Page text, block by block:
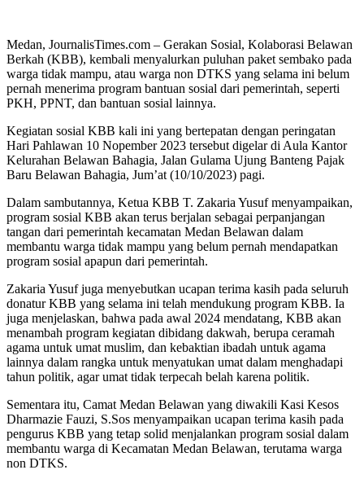
Medan, JournalisTimes.com – Gerakan Sosial, Kolaborasi Belawan
Berkah (KBB), kembali menyalurkan puluhan paket sembako pada
warga tidak mampu, atau warga non DTKS yang selama ini belum
pernah menerima program bantuan sosial dari pemerintah, seperti
PKH, PPNT, dan bantuan sosial lainnya.
Kegiatan sosial KBB kali ini yang bertepatan dengan peringatan
Hari Pahlawan 10 Nopember 2023 tersebut digelar di Aula Kantor
Kelurahan Belawan Bahagia, Jalan Gulama Ujung Banteng Pajak
Baru Belawan Bahagia, Jum’at (10/10/2023) pagi.
Dalam sambutannya, Ketua KBB T. Zakaria Yusuf menyampaikan,
program sosial KBB akan terus berjalan sebagai perpanjangan
tangan dari pemerintah kecamatan Medan Belawan dalam
membantu warga tidak mampu yang belum pernah mendapatkan
program sosial apapun dari pemerintah.
Zakaria Yusuf juga menyebutkan ucapan terima kasih pada seluruh
donatur KBB yang selama ini telah mendukung program KBB. Ia
juga menjelaskan, bahwa pada awal 2024 mendatang, KBB akan
menambah program kegiatan dibidang dakwah, berupa ceramah
agama untuk umat muslim, dan kebaktian ibadah untuk agama
lainnya dalam rangka untuk menyatukan umat dalam menghadapi
tahun politik, agar umat tidak terpecah belah karena politik.
Sementara itu, Camat Medan Belawan yang diwakili Kasi Kesos
Dharmazie Fauzi, S.Sos menyampaikan ucapan terima kasih pada
pengurus KBB yang tetap solid menjalankan program sosial dalam
membantu warga di Kecamatan Medan Belawan, terutama warga
non DTKS.